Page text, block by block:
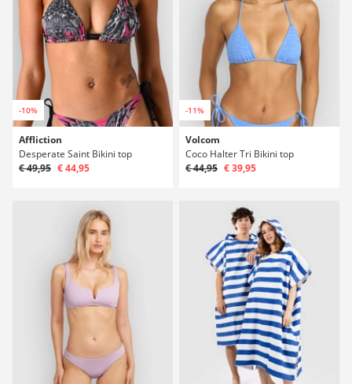
-10%
Affliction
Desperate Saint Bikini top
€ 49,95 € 44,95
-11%
Volcom
Coco Halter Tri Bikini top
€ 44,95 € 39,95